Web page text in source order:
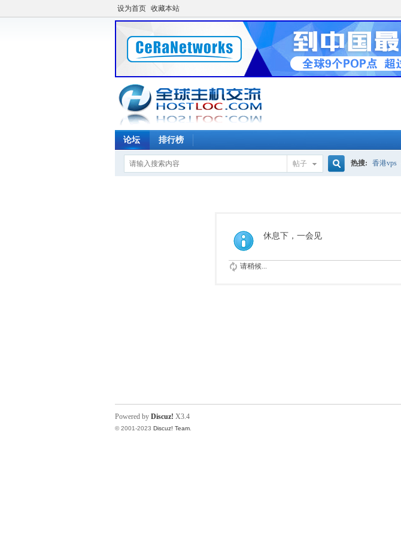
设为首页 收藏本站
论坛 排行榜
帖子 热搜: 香港vps
休息下，一会见
请稍候...
Powered by Discuz! X3.4
© 2001-2023 Discuz! Team